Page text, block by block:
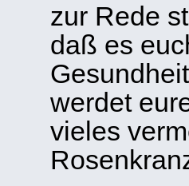
zur Rede
daß es
werdet
vieles